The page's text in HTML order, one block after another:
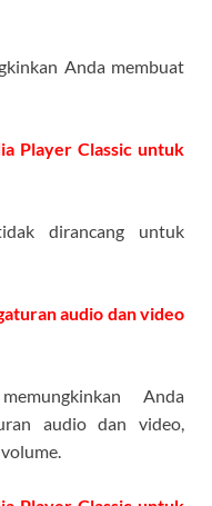
Anda membuat
Player Classic untuk
dirancang untuk
audio dan video
Anda
audio dan video,